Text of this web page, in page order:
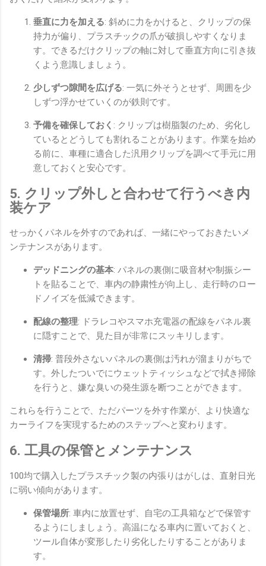
垂直に力を加える: 斜めに力をかけると、クリップの保
持力が偏り、プラスチックの爪が破損しやすくなりま
す。できるだけクリップの軸に対して垂直方向に引き抜
くよう意識しましょう。
少しずつ隙間を広げる: 一気に外そうとせず、周囲を少
しずつ浮かせていくのが鉄則です。
予備を確保しておく : クリップは樹脂製のため、劣化し
ているとどうしても割れることがあります。作業を始め
る前に、車種に適合した汎用クリップを調べて手元に用
意しておくと安心です。
5. クリップ外しと合わせて行うべき内
装ケア
せっかくパネルを外すのであれば、一緒にやっておきたいメ
ンテナンスがあります。
デッドニングの基本: パネルの裏側に吸音材や制振シー
トを貼ることで、車内の静粛性が向上し、走行時のロー
ドノイズを低減できます。
配線の整理: ドラレコやスマホ充電器の配線をパネル裏
に隠すことで、見た目が非常にスッキリします。
清掃: 普段外さないパネルの裏側は汚れが溜まりがちで
す。外したついでにウェットティッシュなどで拭き掃除
を行うと、嫌な臭いの発生源を断つことができます。
これらを行うことで、ただパーツを外す作業が、より快適な
カーライフを実現するためのステップへと変わります。
6. 工具の保管とメンテナンス
100均で購入したプラスチック製の内張りはがしは、直射日光
に弱い傾向があります。
保管場所: 車内に放置せず、自宅の工具箱などで保管す
るようにしましょう。高温になる車内に置いておくと、
ツール自体が変形したり劣化したりすることがありま
す。